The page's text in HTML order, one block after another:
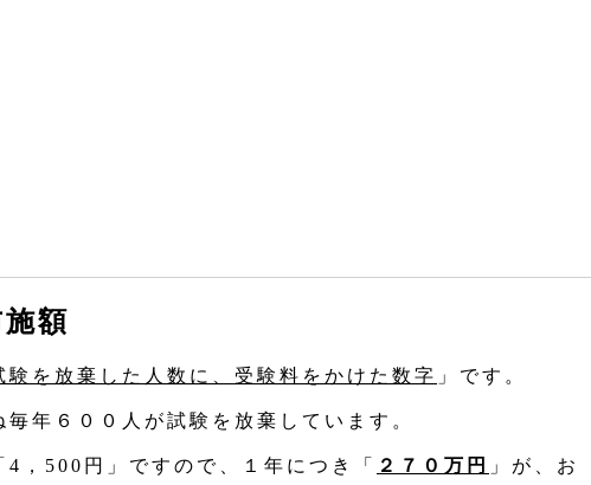
額
験を放棄した人数に、受験料をかけた数字 」です。
年６００人が試験を放棄しています。
，500円」ですので、１年につき「 ２７０万円
」が、お